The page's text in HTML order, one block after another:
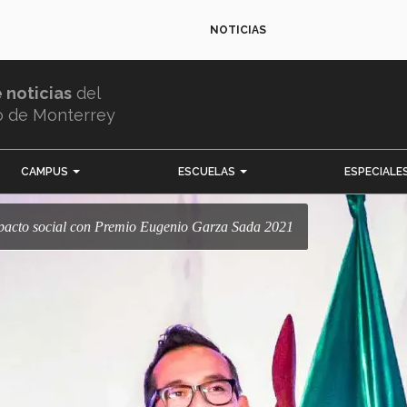
NOTICIAS
noticias del
de Monterrey
CAMPUS ESCUELAS
social con Premio Eugenio Garza Sada 2021